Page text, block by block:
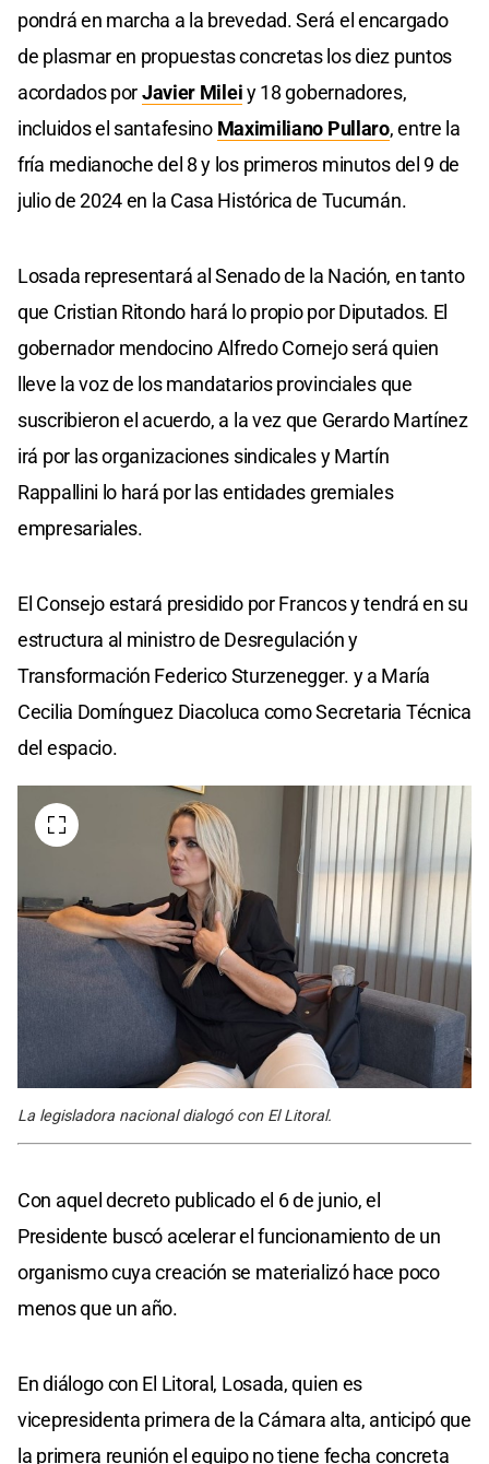
pondrá en marcha a la brevedad. Será el encargado
de plasmar en propuestas concretas los diez puntos
acordados porJavier Mileiy 18 gobernadores,
incluidos el santafesino Maximiliano Pullaro, entre la
fría medianoche del 8 y los primeros minutos del 9 de
julio de 2024 en la Casa Histórica de Tucumán.
Losada representará al Senado de la Nación, en tanto
que Cristian Ritondo hará lo propio por Diputados. El
gobernador mendocino Alfredo Cornejo será quien
lleve la voz de los mandatarios provinciales que
suscribieron el acuerdo, a la vez que Gerardo Martínez
irá por las organizaciones sindicales y Martín
Rappallini lo hará por las entidades gremiales
empresariales.
El Consejo estará presidido por Francos y tendrá en su
estructura al ministro de Desregulación y
Transformación Federico Sturzenegger. y a María
Cecilia Domínguez Diacoluca como Secretaria Técnica
del espacio.
La legisladora nacional dialogó con El Litoral.
Con aquel decreto publicado el 6 de junio, el
Presidente buscó acelerar el funcionamiento de un
organismo cuya creación se materializó hace poco
menos que un año.
En diálogo con El Litoral, Losada, quien es
vicepresidenta primera de la Cámara alta, anticipó que
la primera reunión el equipo no tiene fecha concreta